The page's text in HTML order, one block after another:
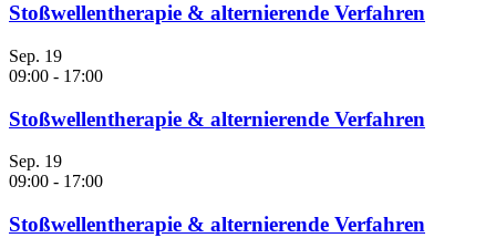
Stoßwellentherapie & alternierende Verfahren
Sep. 19
09:00 - 17:00
Stoßwellentherapie & alternierende Verfahren
Sep. 19
09:00 - 17:00
Stoßwellentherapie & alternierende Verfahren